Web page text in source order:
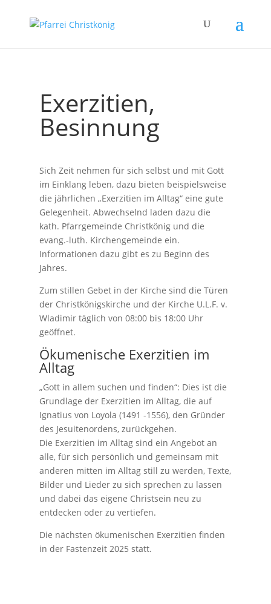
Exerzitien,
Besinnung
Sich Zeit nehmen für sich selbst und mit Gott
im Einklang leben, dazu bieten beispielsweise
die jährlichen „Exerzitien im Alltag“ eine gute
Gelegenheit. Abwechselnd laden dazu die
kath. Pfarrgemeinde Christkönig und die
evang.-luth. Kirchengemeinde ein.
Informationen dazu gibt es zu Beginn des
Jahres.
Zum stillen Gebet in der Kirche sind die Türen
der Christkönigskirche und der Kirche U.L.F. v.
Wladimir täglich von 08:00 bis 18:00 Uhr
geöffnet.
Ökumenische Exerzitien im
Alltag
„Gott in allem suchen und finden“: Dies ist die
Grundlage der Exerzitien im Alltag, die auf
Ignatius von Loyola (1491 -1556), den Gründer
des Jesuitenordens, zurückgehen.
Die Exerzitien im Alltag sind ein Angebot an
alle, für sich persönlich und gemeinsam mit
anderen mitten im Alltag still zu werden, Texte,
Bilder und Lieder zu sich sprechen zu lassen
und dabei das eigene Christsein neu zu
entdecken oder zu vertiefen.
Die nächsten ökumenischen Exerzitien finden
in der Fastenzeit 2025 statt.